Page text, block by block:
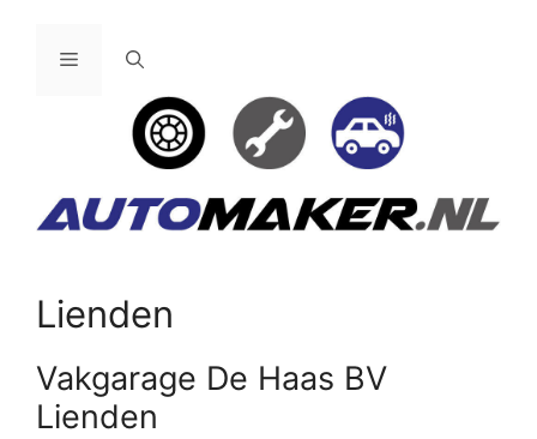
Menu
Lienden
Vakgarage De Haas BV
Lienden